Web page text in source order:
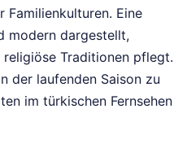
Familienkulturen. Eine
modern dargestellt,
Traditionen pflegt.
der laufenden Saison zu
im türkischen Fernsehen